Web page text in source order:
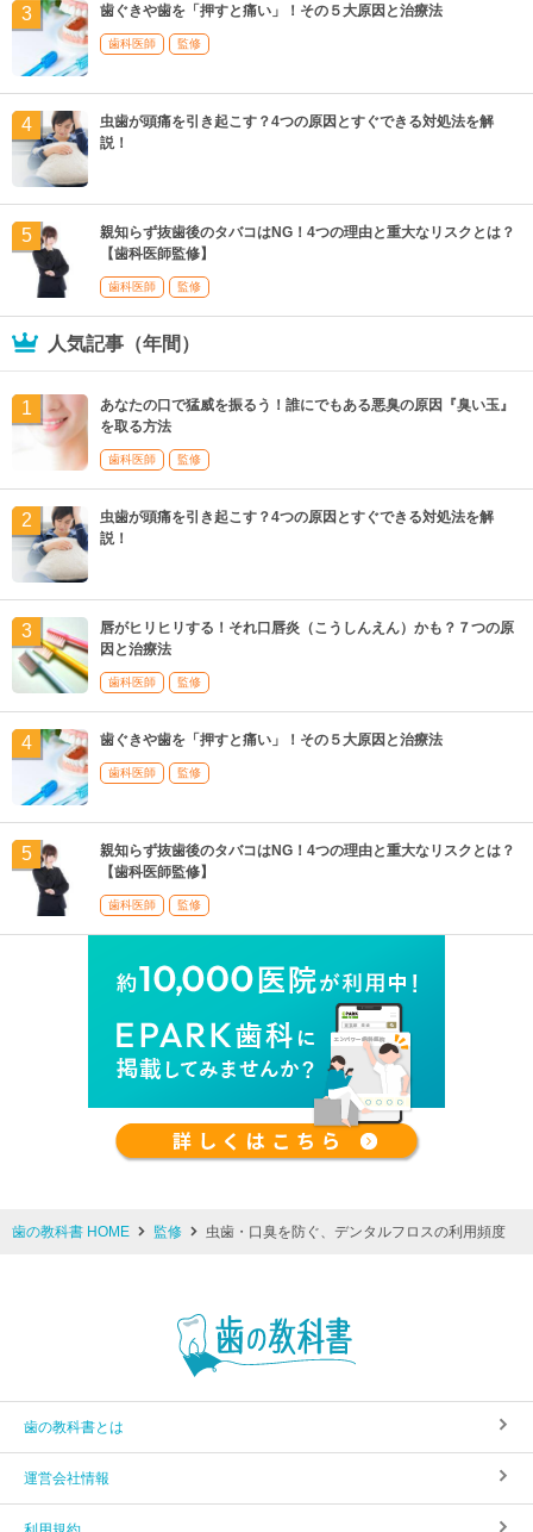
歯ぐきや歯を「押すと痛い」！その５大原因と治療法
歯科医師 監修
虫歯が頭痛を引き起こす？4つの原因とすぐできる対処法を解
説！
親知らず抜歯後のタバコはNG！4つの理由と重大なリスクとは？
【歯科医師監修】
歯科医師 監修
人気記事（年間）
あなたの口で猛威を振るう！誰にでもある悪臭の原因『臭い玉』
を取る方法
歯科医師 監修
虫歯が頭痛を引き起こす？4つの原因とすぐできる対処法を解
説！
唇がヒリヒリする！それ口唇炎（こうしんえん）かも？７つの原
因と治療法
歯科医師 監修
歯ぐきや歯を「押すと痛い」！その５大原因と治療法
歯科医師 監修
親知らず抜歯後のタバコはNG！4つの理由と重大なリスクとは？
【歯科医師監修】
歯科医師 監修
歯の教科書 HOME 監修 虫歯・口臭を防ぐ、デンタルフロスの利用頻度
歯の教科書とは
運営会社情報